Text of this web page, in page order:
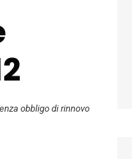
obbligo di rinnovo